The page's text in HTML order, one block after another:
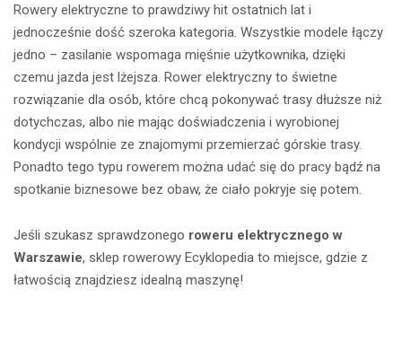
Rowery elektryczne to prawdziwy hit ostatnich lat i
jednocześnie dość szeroka kategoria. Wszystkie modele łączy
jedno – zasilanie wspomaga mięśnie użytkownika, dzięki
czemu jazda jest lżejsza. Rower elektryczny to świetne
rozwiązanie dla osób, które chcą pokonywać trasy dłuższe niż
dotychczas, albo nie mając doświadczenia i wyrobionej
kondycji wspólnie ze znajomymi przemierzać górskie trasy.
Ponadto tego typu rowerem można udać się do pracy bądź na
spotkanie biznesowe bez obaw, że ciało pokryje się potem.
Jeśli szukasz sprawdzonego roweru elektrycznego w
Warszawie, sklep rowerowy Ecyklopedia to miejsce, gdzie z
łatwością znajdziesz idealną maszynę!